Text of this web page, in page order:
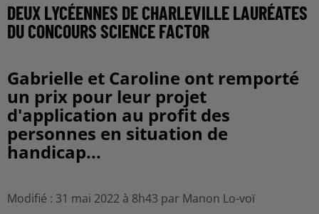
DEUX LYCÉENNES DE CHARLEVILLE LAURÉATES
DU CONCOURS SCIENCE FACTOR
Gabrielle et Caroline ont remporté
un prix pour leur projet
d'application au profit des
personnes en situation de
handicap...
Modifié : 31 mai 2022 à 8h43 par Manon Lo-voï